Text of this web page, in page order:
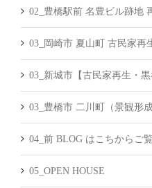
02_豊橋駅前 名豊ビル跡地
03_岡崎市 夏山町 古民家再
03_新城市【古民家再生・黒
03_豊橋市 二川町（景観形
04_前 BLOG はこちからご
05_OPEN HOUSE